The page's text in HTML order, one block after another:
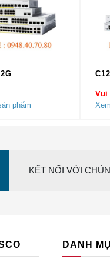
toàn,
bộ
phẩm
Vui
KẾT NỐI VỚI
DANH